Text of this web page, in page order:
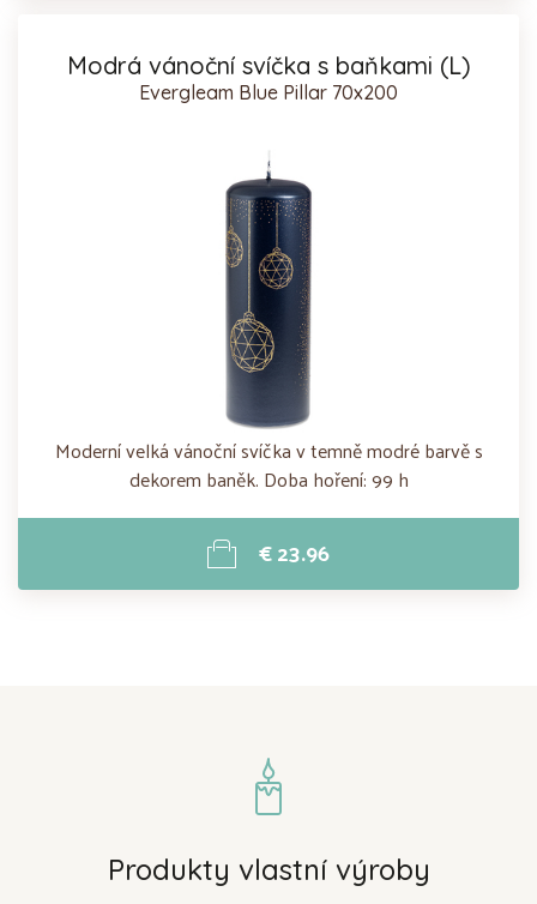
Modrá vánoční svíčka s baňkami (L)
Evergleam Blue Pillar 70x200
Moderní velká vánoční svíčka v temně modré barvě s
dekorem baněk. Doba hoření: 99 h
€ 23.96
Produkty vlastní výroby